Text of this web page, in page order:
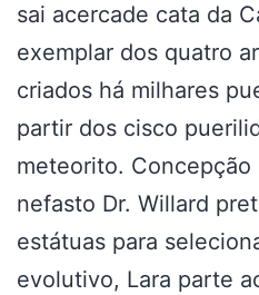
sai acercade cata da
exemplar dos quatro
criados há milhares
partir dos cisco
meteorito.
nefasto Dr. Willard
estátuas para
evolutivo, Lara parte